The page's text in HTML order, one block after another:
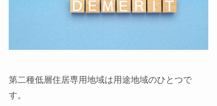
第二種低層住居専用地域は用途地域のひとつで
す。